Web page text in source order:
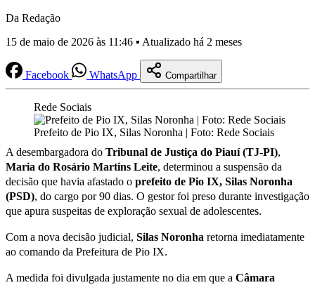
Da Redação
15 de maio de 2026 às 11:46 ▪ Atualizado há 2 meses
Facebook WhatsApp Compartilhar
Rede Sociais
Prefeito de Pio IX, Silas Noronha | Foto: Rede Sociais
A desembargadora do Tribunal de Justiça do Piauí (TJ-PI),
Maria do Rosário Martins Leite, determinou a suspensão da
decisão que havia afastado o prefeito de Pio IX, Silas Noronha
(PSD), do cargo por 90 dias. O gestor foi preso durante investigação
que apura suspeitas de exploração sexual de adolescentes.
Com a nova decisão judicial, Silas Noronha retorna imediatamente
ao comando da Prefeitura de Pio IX.
A medida foi divulgada justamente no dia em que a Câmara